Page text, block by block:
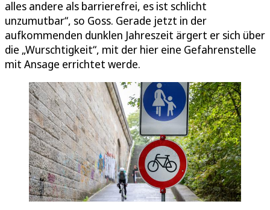
alles andere als barrierefrei, es ist schlicht
unzumutbar“, so Goss. Gerade jetzt in der
aufkommenden dunklen Jahreszeit ärgert er sich über
die „Wurschtigkeit“, mit der hier eine Gefahrenstelle
mit Ansage errichtet werde.